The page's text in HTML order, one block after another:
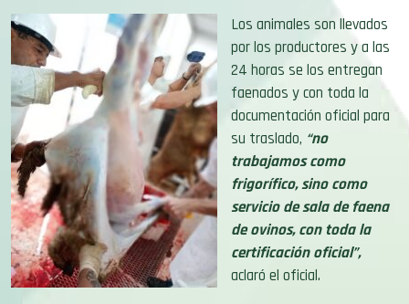
Los animales son llevados
por los productores y a las
24 horas se los entregan
faenados y con toda la
documentación oficial para
su traslado, “no
trabajamos como
frigorífico, sino como
servicio de sala de faena
de ovinos, con toda la
certificación oficial”,
aclaró el oficial.